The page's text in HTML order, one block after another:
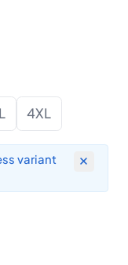
4XL
variant